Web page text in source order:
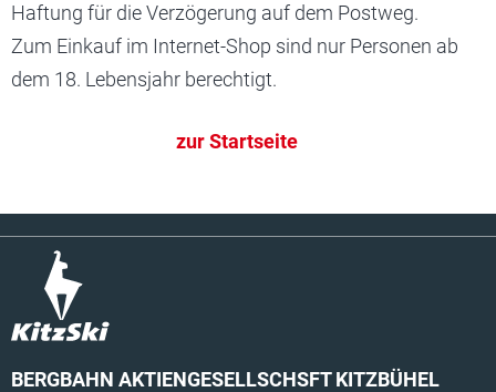
Haftung für die Verzögerung auf dem Postweg.
Zum Einkauf im Internet-Shop sind nur Personen ab
dem 18. Lebensjahr berechtigt.
zur Startseite
BERGBAHN AKTIENGESELLSCHSFT KITZBÜHEL